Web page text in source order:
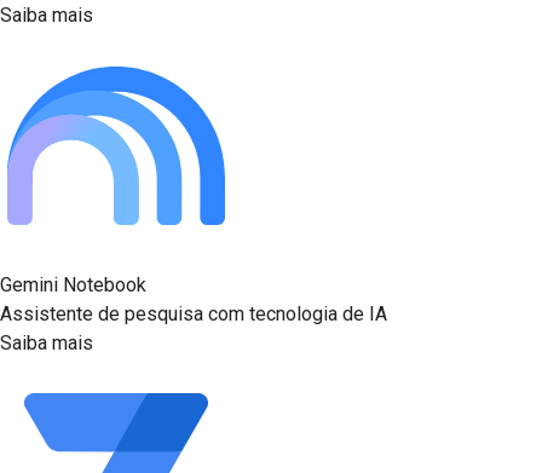
Saiba mais
Gemini Notebook
Assistente de pesquisa com tecnologia de IA
Saiba mais